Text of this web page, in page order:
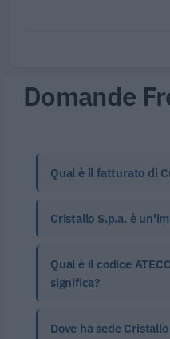
Domande
Qual è il fatturato di
Cristallo S.p.a. è
Qual è il codice
significa?
Dove ha sede Cristallo